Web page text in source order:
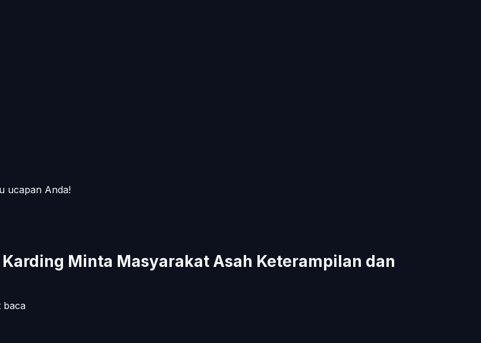
ucapan Anda!
Minta Masyarakat Asah Keterampilan dan
baca